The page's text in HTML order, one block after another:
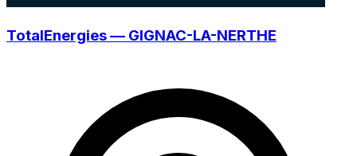
TotalEnergies — GIGNAC-LA-NERTHE